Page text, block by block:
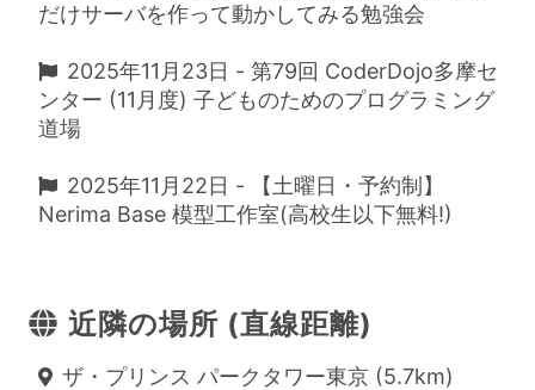
だけサーバを作って動かしてみる勉強会
2025年11月23日 - 第79回 CoderDojo多摩セ
ンター (11月度) 子どものためのプログラミング
道場
2025年11月22日 - 【土曜日・予約制】
Nerima Base 模型工作室(高校生以下無料!)
近隣の場所 (直線距離)
ザ・プリンス パークタワー東京 (5.7km)